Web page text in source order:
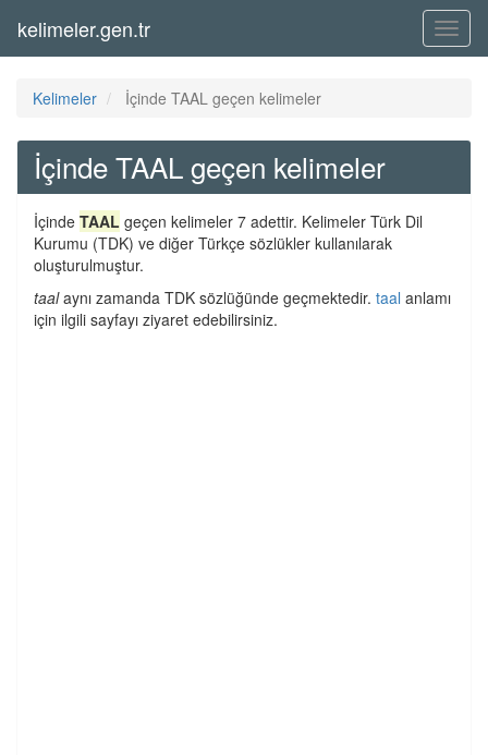
Menü
kelimeler.gen.tr
Kelimeler İçinde TAAL geçen kelimeler
İçinde TAAL geçen kelimeler
İçinde TAAL geçen kelimeler 7 adettir. Kelimeler Türk Dil
Kurumu (TDK) ve diğer Türkçe sözlükler kullanılarak
oluşturulmuştur.
taalaynı zamanda TDK sözlüğünde geçmektedir. taal anlamı
için ilgili sayfayı ziyaret edebilirsiniz.